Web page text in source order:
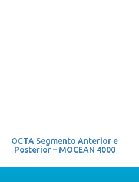
OCTA Segmento Anterior e
Posterior – MOCEAN 4000